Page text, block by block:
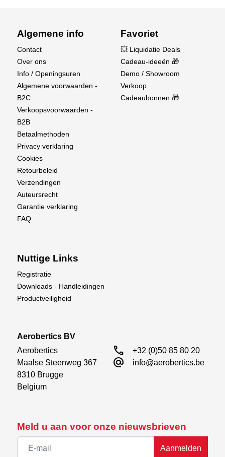
Meld u aan voor onze nieuwsbrieven
Aanmelden
Algemene info
Contact
Over ons
Info / Openingsuren
Algemene voorwaarden -
B2C
Verkoopsvoorwaarden -
B2B
Betaalmethoden
Privacy verklaring
Cookies
Retourbeleid
Verzendingen
Auteursrecht
Garantie verklaring
FAQ
Favoriet
💥 Liquidatie Deals
Cadeau-ideeën 🎁
Demo / Showroom
Verkoop
Cadeaubonnen 🎁
Nuttige Links
Registratie
Downloads - Handleidingen
Productveiligheid
Aerobertics BV
Aerobertics
Maalse Steenweg 367
8310 Brugge
Belgium
call +32 (0)50 85 80 20
alternate_email info@aerobertics.be